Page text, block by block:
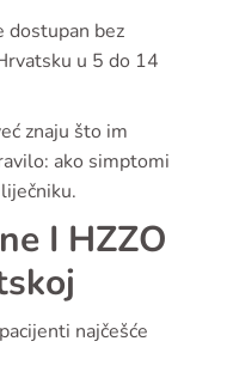
dostupan bez
u 5 do 14
znaju što im
ako simptomi
I HZZO
najčešće